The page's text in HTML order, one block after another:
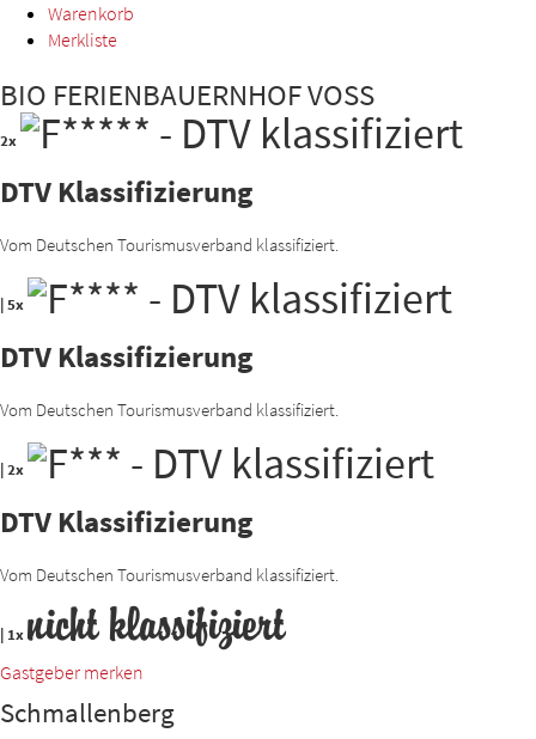
Warenkorb
Merkliste
BIO FERIENBAUERNHOF VOSS
2x
DTV Klassifizierung
Vom Deutschen Tourismusverband klassifiziert.
|5x
DTV Klassifizierung
Vom Deutschen Tourismusverband klassifiziert.
|2x
DTV Klassifizierung
Vom Deutschen Tourismusverband klassifiziert.
| 1xnicht klassifiziert
Gastgeber merken
Schmallenberg